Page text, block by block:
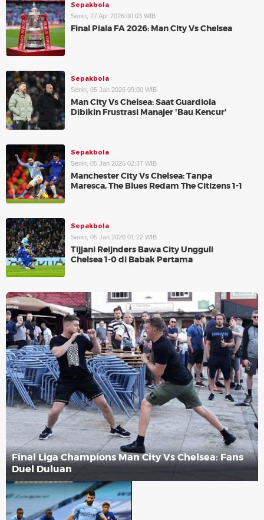
Sepakbola
Senin, 27 Apr 2026 00:03 WIB
Final Piala FA 2026: Man City Vs Chelsea
Sepakbola
Senin, 05 Jan 2026 09:00 WIB
Man City Vs Chelsea: Saat Guardiola
Dibikin Frustrasi Manajer 'Bau Kencur'
Sepakbola
Senin, 05 Jan 2026 02:37 WIB
Manchester City Vs Chelsea: Tanpa
Maresca, The Blues Redam The Citizens 1-1
Sepakbola
Senin, 05 Jan 2026 01:22 WIB
Tijjani Reijnders Bawa City Ungguli
Chelsea 1-0 di Babak Pertama
Final Liga Champions Man City Vs Chelsea: Fans
Duel Duluan